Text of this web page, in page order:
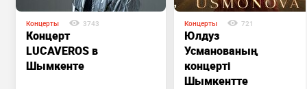
Концерты 3743
Концерт
LUCAVEROS в
Шымкенте
Концерты 721
Юлдуз
Усманованың
концерті
Шымкентте